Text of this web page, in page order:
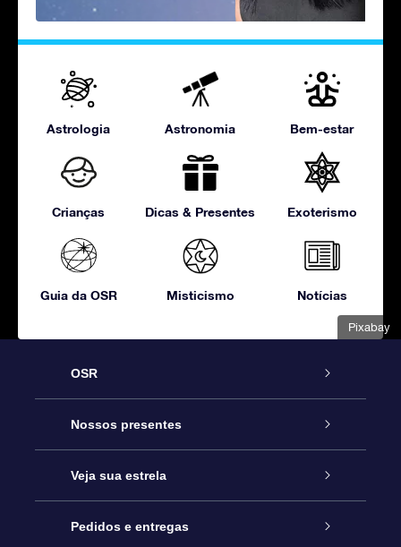
Pixabay
Astrologia Astronomia Bem-estar
Crianças Dicas & Presentes Exoterismo
Guia da OSR Misticismo Notícias
OSR
Serviço
Entre em contato conosco
Blog
Nossos presentes
Presente estrelar on-line
Pacote de presente da OSR
Veja sua estrela
Star Register
Pedidos e entregas